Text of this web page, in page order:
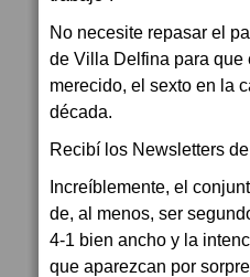
No necesite repasar el
de Villa Delfina para que
merecido, el sexto en la
década.
Recibí los Newsletters
Increíblemente, el
de, al menos, ser
4-1 bien ancho y la
que aparezcan por